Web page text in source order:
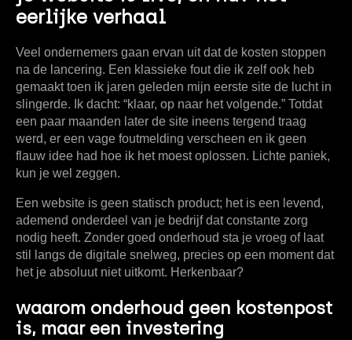
eerlijke verhaal
Veel ondernemers gaan ervan uit dat de kosten stoppen
na de lancering. Een klassieke fout die ik zelf ook heb
gemaakt toen ik jaren geleden mijn eerste site de lucht in
slingerde. Ik dacht: “klaar, op naar het volgende.” Totdat
een paar maanden later de site ineens tergend traag
werd, er een vage foutmelding verscheen en ik geen
flauw idee had hoe ik het moest oplossen. Lichte paniek,
kun je wel zeggen.
Een website is geen statisch product; het is een levend,
ademend onderdeel van je bedrijf dat constante zorg
nodig heeft. Zonder goed onderhoud sta je vroeg of laat
stil langs de digitale snelweg, precies op een moment dat
het je absoluut niet uitkomt. Herkenbaar?
waarom onderhoud geen kostenpost
is, maar een investering